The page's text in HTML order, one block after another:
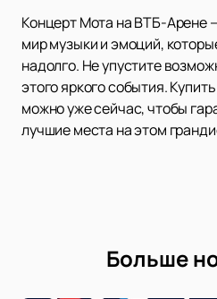
Концерт Мота на ВТБ-Арене
мир музыки и эмоций,
надолго. Не упустите
этого яркого события.
можно уже сейчас, чтобы
лучшие места на этом
Больше